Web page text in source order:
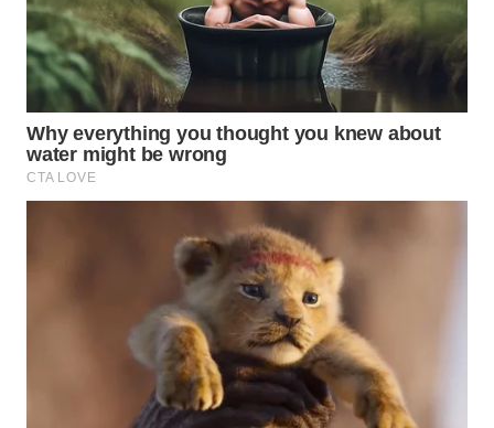
INDRAMAYU
WN
KUNINGAN
WN
MAJALENGKA